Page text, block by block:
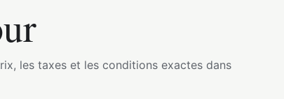
les taxes et les conditions exactes dans